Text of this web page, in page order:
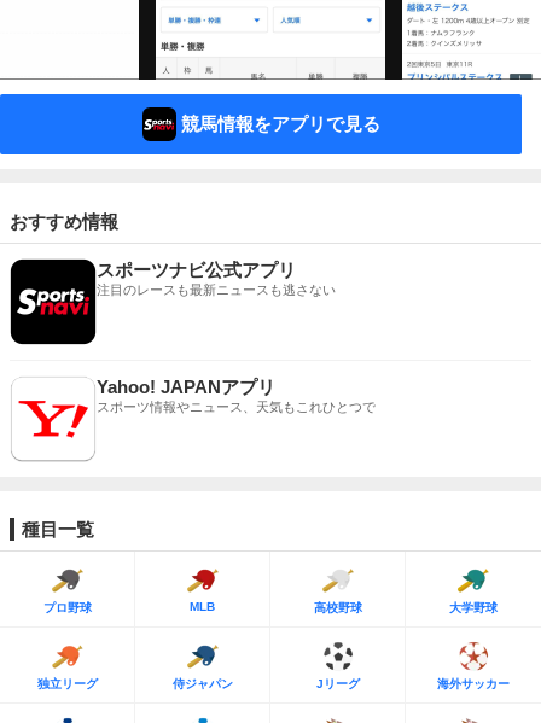
競馬情報をアプリで見る
おすすめ情報
スポーツナビ公式アプリ
注目のレースも最新ニュースも逃さない
Yahoo! JAPANアプリ
スポーツ情報やニュース、天気もこれひとつで
種目一覧
プロ野球 MLB 高校野球 大学野球
独立リーグ 侍ジャパン Jリーグ 海外サッカー